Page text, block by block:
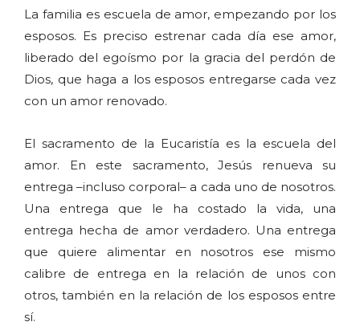
La familia es escuela de amor, empezando por los
esposos. Es preciso estrenar cada día ese amor,
liberado del egoísmo por la gracia del perdón de
Dios, que haga a los esposos entregarse cada vez
con un amor renovado.
El sacramento de la Eucaristía es la escuela del
amor. En este sacramento, Jesús renueva su
entrega –incluso corporal– a cada uno de nosotros.
Una entrega que le ha costado la vida, una
entrega hecha de amor verdadero. Una entrega
que quiere alimentar en nosotros ese mismo
calibre de entrega en la relación de unos con
otros, también en la relación de los esposos entre
sí.